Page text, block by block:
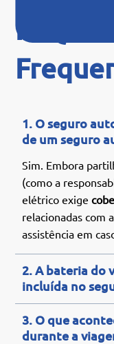
FAQ -
1. O seguro
de um seguro
Sim. Embora
(como a
elétrico exige
relacionadas com
assistência em
2. A bateria do
incluída no
3. O que
durante a